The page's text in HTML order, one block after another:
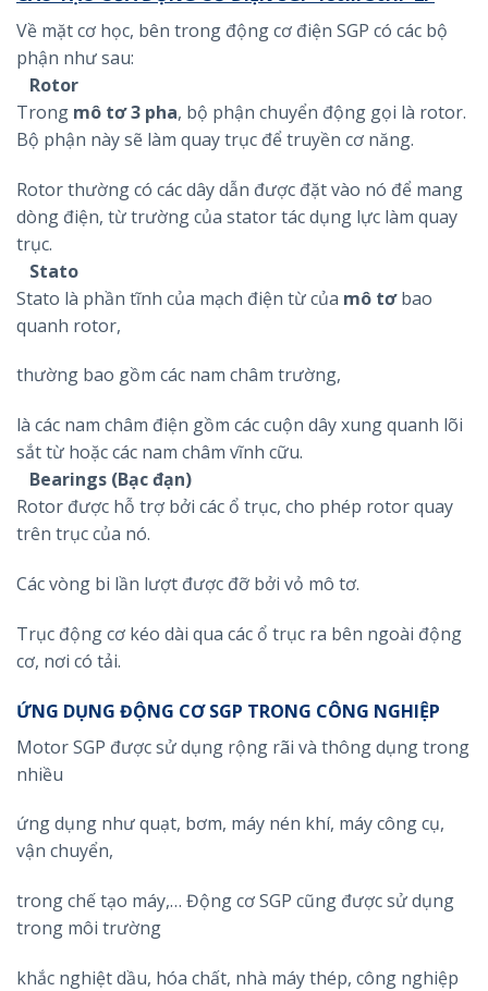
Về mặt cơ học, bên trong động cơ điện SGP có các bộ
phận như sau:
Rotor
Trong mô tơ 3 pha, bộ phận chuyển động gọi là rotor.
Bộ phận này sẽ làm quay trục để truyền cơ năng.
Rotor thường có các dây dẫn được đặt vào nó để mang
dòng điện, từ trường của stator tác dụng lực làm quay
trục.
Stato
Stato là phần tĩnh của mạch điện từ của mô tơbao
quanh rotor,
thường bao gồm các nam châm trường,
là các nam châm điện gồm các cuộn dây xung quanh lõi
sắt từ hoặc các nam châm vĩnh cữu.
Bearings (Bạc đạn)
Rotor được hỗ trợ bởi các ổ trục, cho phép rotor quay
trên trục của nó.
Các vòng bi lần lượt được đỡ bởi vỏ mô tơ.
Trục động cơ kéo dài qua các ổ trục ra bên ngoài động
cơ, nơi có tải.
ỨNG DỤNG ĐỘNG CƠ SGP TRONG CÔNG NGHIỆP
Motor SGP được sử dụng rộng rãi và thông dụng trong
nhiều
ứng dụng như quạt, bơm, máy nén khí, máy công cụ,
vận chuyển,
trong chế tạo máy,… Động cơ SGP cũng được sử dụng
trong môi trường
khắc nghiệt dầu, hóa chất, nhà máy thép, công nghiệp